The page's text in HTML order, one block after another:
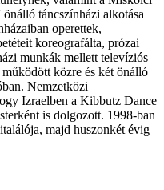
táncszínházi alkotása
operettek,
koreografálta, prózai
munkák mellett televíziós
közre és két önálló
Nemzetközi
Izraelben a Kibbutz Dance
is dolgozott. 1998-ban
majd huszonkét évig